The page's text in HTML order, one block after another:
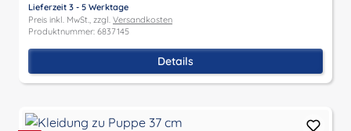
Lieferzeit 3 - 5 Werktage
Preis inkl. MwSt., zzgl. Versandkosten
Produktnummer: 6837145
Details